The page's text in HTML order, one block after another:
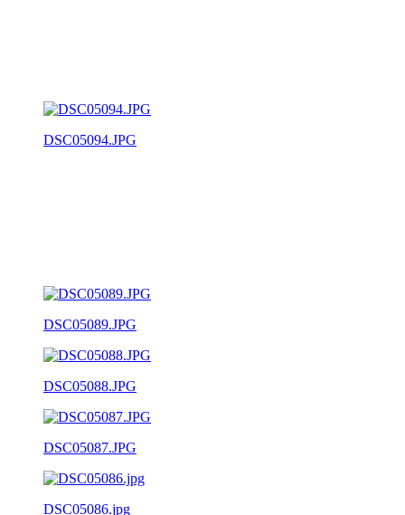
DSC05094.JPG
DSC05089.JPG
DSC05088.JPG
DSC05087.JPG
DSC05086.jpg